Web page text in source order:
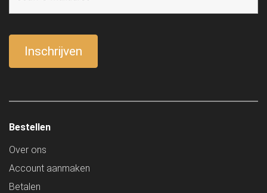
Bestellen
Over ons
Account aanmaken
Betalen